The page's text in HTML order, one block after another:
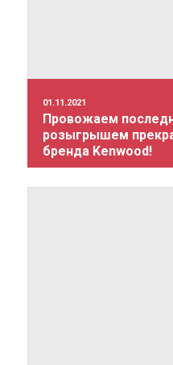
01.11.2021
Провожаем
розыгрышем
бренда Kenwood!